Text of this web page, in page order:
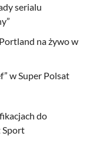
serialu
na żywo w
w Super Polsat
do
Sport